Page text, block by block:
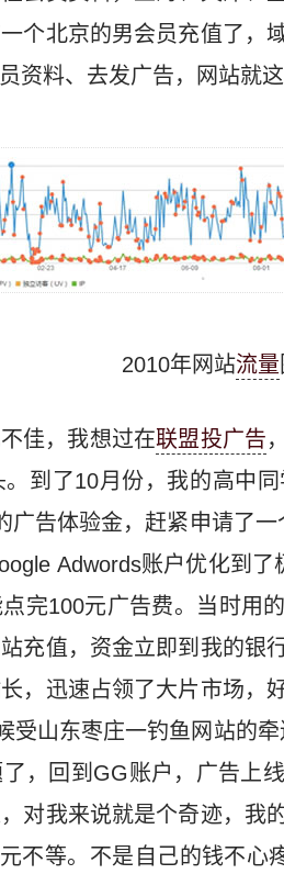
个北京的男会员充值了，
资料、去发广告，网站就
2010年网站流量
佳，我想过在联盟投广告
到了10月份，我的高中
广告体验金，赶紧申请了
Adwords账户优化到
完100元广告费。当时用
充值，资金立即到我的银
，迅速占领了大片市场，
受山东枣庄一钓鱼网站的
，回到GG账户，广告上
对我来说就是个奇迹，我
不等。不是自己的钱不心